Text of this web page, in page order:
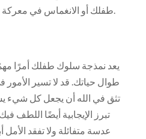
طفلك أو الانغماس في معركة مائية أو لعب لعبة فيديو معهم.
يعد نمذجة سلوك طفلك أمرًا
طوال حياتك. قد لا تسير
تثق في الله أن يجعل كل شيء
تبرز الإيجابية أيضًا اللطف
عدسة متفائلة ولا تفقد